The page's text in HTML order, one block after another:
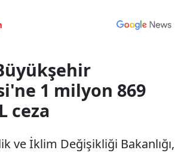
1 milyon 869
ceza
ve İklim Değişikliği Bakanlığı,